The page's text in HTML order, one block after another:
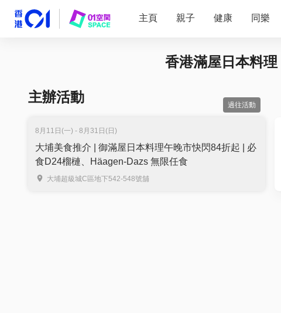
主頁 親子 健康 同樂
香港滿屋日本料理
主辦活動 過往活動
8月11日(一) - 8月31日(日)
大埔美食推介 | 御滿屋日本料理午晚市快閃84折起 | 必
食D24榴槤、Häagen-Dazs 無限任食
大埔超級城C區地下542-548號舖